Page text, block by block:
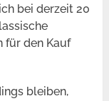
bei derzeit 20
für den Kauf
bleiben,